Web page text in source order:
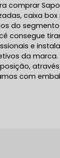
comprar
caixa
do
consegue
e
da
com